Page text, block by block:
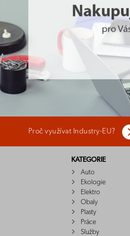
Proč využívat Industry-EU?
KATEGORIE
Auto
Ekologie
Elektro
Obaly
Plasty
Práce
Služby